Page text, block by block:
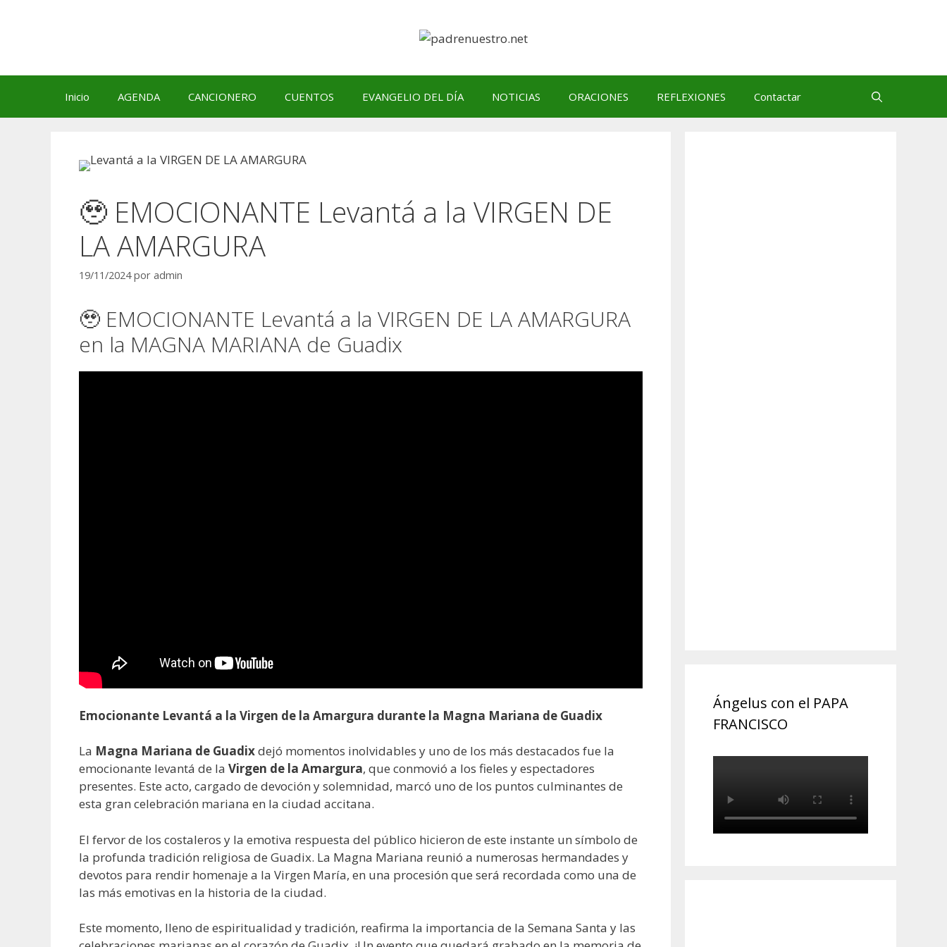
Inicio AGENDA CANCIONERO CUENTOS EVANGELIO DEL DÍA NOTICIAS ORACIONES REFLEXIONES Contactar
🥹 EMOCIONANTE Levantá a la VIRGEN DE
LA AMARGURA
19/11/2024 por admin
🥹 EMOCIONANTE Levantá a la VIRGEN DE LA AMARGURA
en la MAGNA MARIANA de Guadix
Emocionante Levantá a la Virgen de la Amargura durante la Magna Mariana de Guadix
La Magna Mariana de Guadixdejó momentos inolvidables y uno de los más destacados fue la
emocionante levantá de la Virgen de la Amargura, que conmovió a los fieles y espectadores
presentes. Este acto, cargado de devoción y solemnidad, marcó uno de los puntos culminantes de
esta gran celebración mariana en la ciudad accitana.
El fervor de los costaleros y la emotiva respuesta del público hicieron de este instante un símbolo de
la profunda tradición religiosa de Guadix. La Magna Mariana reunió a numerosas hermandades y
devotos para rendir homenaje a la Virgen María, en una procesión que será recordada como una de
las más emotivas en la historia de la ciudad.
Este momento, lleno de espiritualidad y tradición, reafirma la importancia de la Semana Santa y las
Ángelus con el PAPA
FRANCISCO